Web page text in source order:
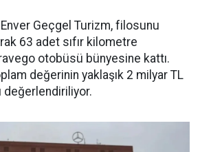
Geçgel Turizm, filosunu
63 adet sıfır kilometre
otobüsü bünyesine kattı.
değerinin yaklaşık 2 milyar TL
değerlendiriliyor.